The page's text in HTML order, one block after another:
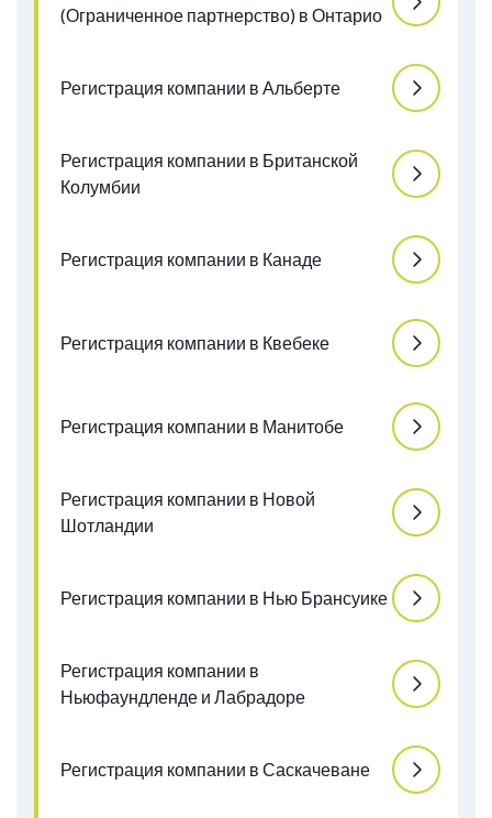
(Ограниченное партнерство) в Онтарио
Регистрация компании в Альберте
Регистрация компании в Британской
Колумбии
Регистрация компании в Канаде
Регистрация компании в Квебеке
Регистрация компании в Манитобе
Регистрация компании в Новой
Шотландии
Регистрация компании в Нью Брансуике
Регистрация компании в
Ньюфаундленде и Лабрадоре
Регистрация компании в Саскачеване